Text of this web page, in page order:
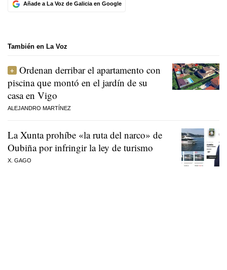
Añade a La Voz de Galicia en Google
También en La Voz
Ordenan derribar el apartamento con
piscina que montó en el jardín de su
casa en Vigo
ALEJANDRO MARTÍNEZ
La Xunta prohíbe «la ruta del narco» de
Oubiña por infringir la ley de turismo
X. GAGO